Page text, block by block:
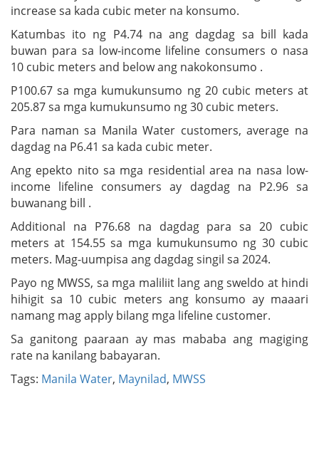
increase sa kada cubic meter na konsumo.
Katumbas ito ng P4.74 na ang dagdag sa bill kada
buwan para sa low-income lifeline consumers o nasa
10 cubic meters and below ang nakokonsumo .
P100.67 sa mga kumukunsumo ng 20 cubic meters at
205.87 sa mga kumukunsumo ng 30 cubic meters.
Para naman sa Manila Water customers, average na
dagdag na P6.41 sa kada cubic meter.
Ang epekto nito sa mga residential area na nasa low-
income lifeline consumers ay dagdag na P2.96 sa
buwanang bill .
Additional na P76.68 na dagdag para sa 20 cubic
meters at 154.55 sa mga kumukunsumo ng 30 cubic
meters. Mag-uumpisa ang dagdag singil sa 2024.
Payo ng MWSS, sa mga maliliit lang ang sweldo at hindi
hihigit sa 10 cubic meters ang konsumo ay maaari
namang mag apply bilang mga lifeline customer.
Sa ganitong paaraan ay mas mababa ang magiging
rate na kanilang babayaran.
Tags: Manila Water, Maynilad, MWSS